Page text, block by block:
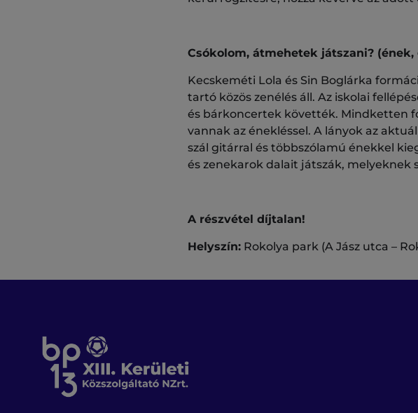
Csókolom, átmehetek játszani? (ének,
Kecskeméti Lola és Sin Boglárka
tartó közös zenélés áll. Az iskolai
és bárkoncertek követték. Mindketten
vannak az énekléssel. A lányok az
szál gitárral és többszólamú énekkel
és zenekarok dalait játszák, melyeknek
A részvétel díjtalan!
Helyszín: Rokolya park (A Jász utca –